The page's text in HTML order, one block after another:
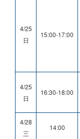
4/25
日
15:00-17:00
4/25
日
16:30-18:00
4/28
三
14:00